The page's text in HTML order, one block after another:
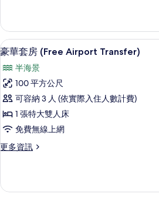
相
片
客
房
的
情
顯
示
豪
華
套
房
(Free
Airport
所
豪華
11
豪華套房 (Free Airport Transfer)
半海景
100 平方公尺
可容納 3 人 (依實際入住人數計費)
1 張特大雙人床
免費無線上網
更多資訊
更
套